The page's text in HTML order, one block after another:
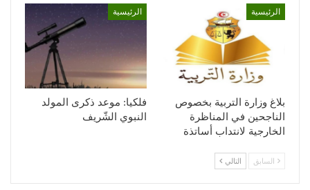
الرئيسية
بلاغ وزارة التربية بخصوص
الناجحين في المناظرة
الخارجية لانتداب أساتذة
الرئيسية
فلكيا: موعد ذكرى المولد
النبوي الشّريف
السابق التالي